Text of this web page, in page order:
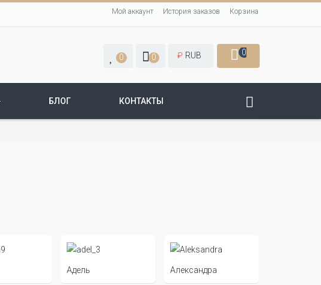
Мой аккаунт История заказов Корзина
0 0 ₽ RUB 0
БЛОГ КОНТАКТЫ
Адель Александра